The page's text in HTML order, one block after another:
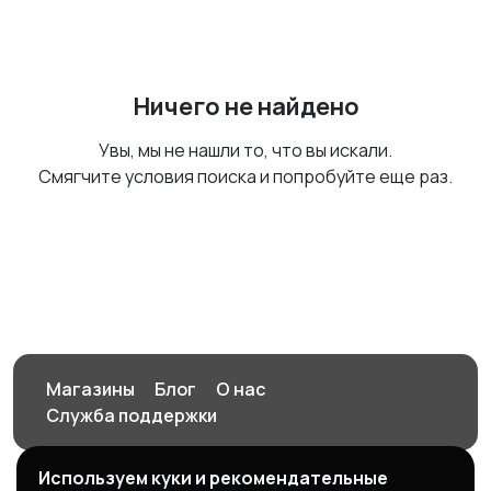
Ничего не найдено
Увы, мы не нашли то, что вы искали.
Смягчите условия поиска и попробуйте еще раз.
Магазины Блог
О нас
Служба поддержки
Используем куки и рекомендательные